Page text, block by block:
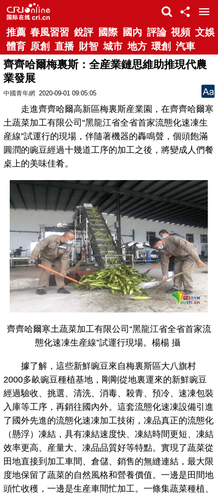
推薦 春風習習 銳評 國際 國內 評論 視頻 文娛
體育 原創 直播 財智 城市 地方 環創 汽車
齊齊哈爾梅裏斯：全産業鏈思維助推現代農
業發展
中國青年網 2020-09-01 09:05:05
走進齊齊哈爾高新區梅裏斯産業園，在齊齊哈爾寒
土蔬菜加工有限公司“黑龍江省全省首家流態化速凍生
産線”試運行的現場，伴隨著機器的轟鳴聲，個頭飽滿
圓潤的豌豆經過十幾道工序的加工之後，將變成人們餐
桌上的美味佳肴。
齊齊哈爾寒土蔬菜加工有限公司“黑龍江省全省首家流
態化速凍生産線”試運行現場。楊楊 攝
據了解，這些新鮮豌豆來自梅裏斯區大八旗村
2000多畝豌豆種植基地，剛剛從地裏運來的新鮮豌豆
經過驗收、挑選、清洗、消毒、殺青、預冷、速凍包裝
入庫等工序，再銷往國內外。這套流態化速凍設備引進
了國外先進的流態化速凍加工技術，凍品真正的流態化
（懸浮）凍結，具有凍結速度快、凍結時間更短、凍結
效率更高、産量大、凍品品質好等特點。實現了蔬菜從
田地直接到加工車間、倉儲、銷售的無縫連結，最大限
度地保留了蔬菜的自然風格和營養價值。一邊是田間地
頭忙收穫，一邊是生産車間忙加工。一條集蔬菜種植、